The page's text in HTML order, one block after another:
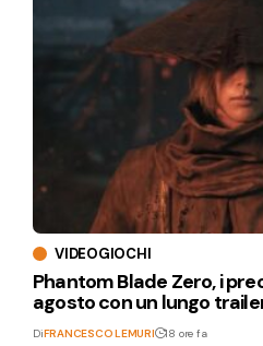
VIDEOGIOCHI
Phantom Blade Zero, i
agosto con un lungo
DiFRANCESCO LEMURI 18 ore fa